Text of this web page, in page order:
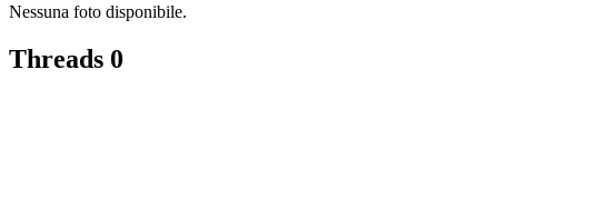
Nessuna foto disponibile.
Threads 0